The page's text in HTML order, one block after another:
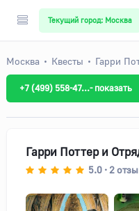
Текущий город: Москва
Москва Квесты Гарри
+7 (499) 558-47...- показать
Гарри Поттер и
5.0 • 2